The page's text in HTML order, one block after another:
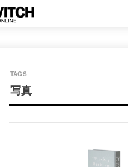
写真